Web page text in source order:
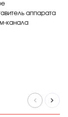
аппарата
канала